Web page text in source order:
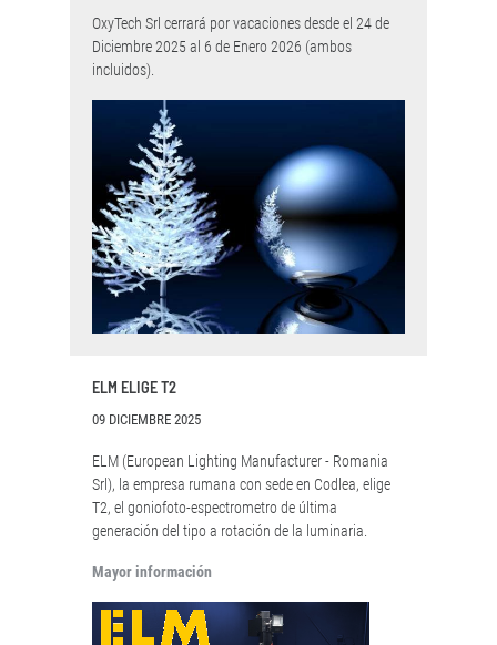
OxyTech Srl cerrará por vacaciones desde el 24 de
Diciembre 2025 al 6 de Enero 2026 (ambos
incluidos).
ELM ELIGE T2
09 DICIEMBRE 2025
ELM (European Lighting Manufacturer - Romania
Srl), la empresa rumana con sede en Codlea, elige
T2, el goniofoto-espectrometro de última
generación del tipo a rotación de la luminaria.
Mayor información